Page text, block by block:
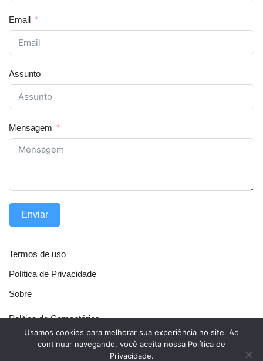
Email
Assunto
Mensagem
Enviar
Termos de uso
Política de Privacidade
Sobre
Politica de Comentários
Política de Cookies
Usamos cookies para melhorar sua experiência no site. Ao
continuar navegando, você aceita nossa Política de
Privacidade.